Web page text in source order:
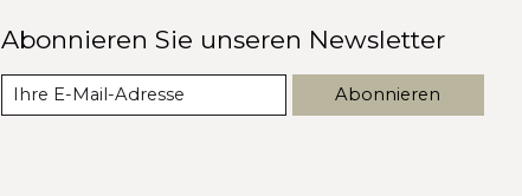
Abonnieren Sie unseren Newsletter
Abonnieren